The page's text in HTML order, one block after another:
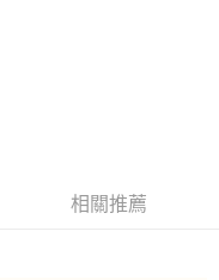
相關推薦